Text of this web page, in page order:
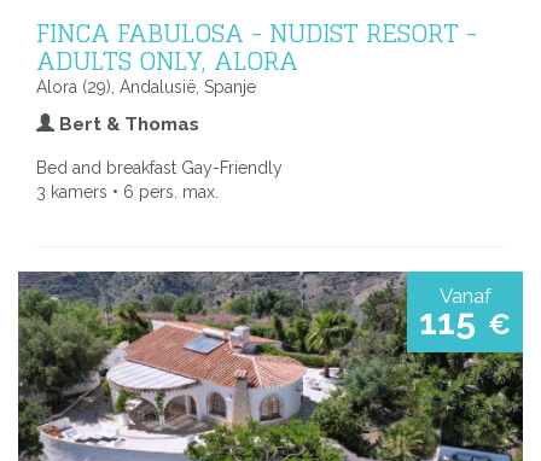
FINCA FABULOSA - NUDIST RESORT -
ADULTS ONLY, ALORA
Alora (29), Andalusië, Spanje
Bert & Thomas
Bed and breakfast Gay-Friendly
3 kamers • 6 pers. max.
Vanaf
115 €